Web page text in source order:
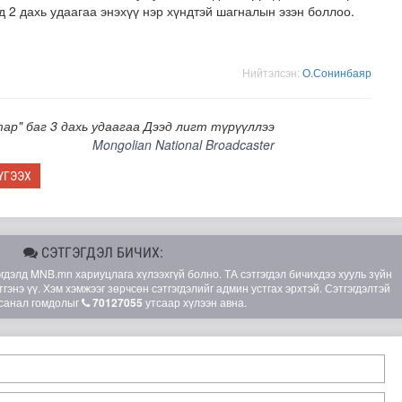
дахь удаагаа энэхүү нэр хүндтэй шагналын эзэн боллоо.
Нийтэлсэн: О.Сонинбаяр
баг 3 дахь удаагаа Дээд лигт түрүүллээ
Mongolian National Broadcaster
СЭТГЭГДЭЛ БИЧИХ:
MNB.mn хариуцлага хүлээхгүй болно. ТА сэтгэгдэл бичихдээ хууль зүйн
үү. Хэм хэмжээг зөрчсөн сэтгэгдэлийг админ устгах эрхтэй. Сэтгэгдэлтэй
гомдолыг
70127055 утсаар хүлээн авна.